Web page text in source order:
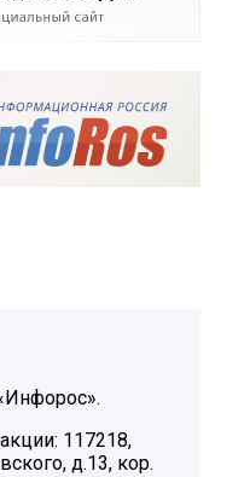
117218,
д.13, кор.